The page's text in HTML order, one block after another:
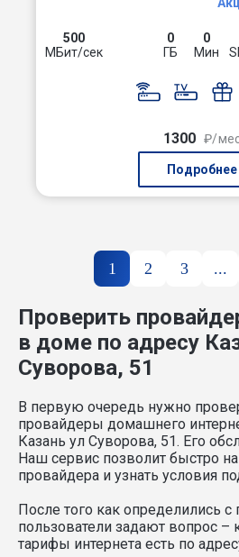
500
МБит/сек
0
ГБ
0
Мин
1300 ₽/
Подробнее
1 2 3 ...
Проверить
в доме по адресу
Суворова, 51
В первую очередь нужно
провайдеры домашнего
Казань ул Суворова, 51. Его
Наш сервис позволит быстро
провайдера и узнать условия
После того как определились
пользователи задают вопрос –
тарифы интернета есть по